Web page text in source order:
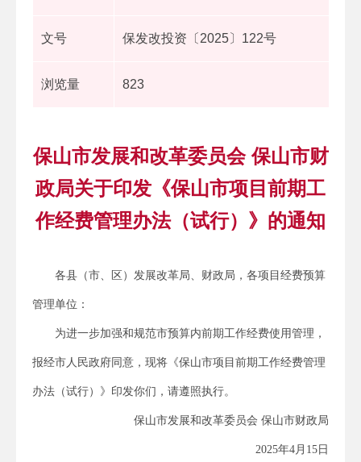
文号 保发改投资〔2025〕122号
浏览量 823
保山市发展和改革委员会 保山市财
政局关于印发《保山市项目前期工
作经费管理办法（试行）》的通知
各县（市、区）发展改革局、财政局，各项目经费预算
管理单位：
为进一步加强和规范市预算内前期工作经费使用管理，
报经市人民政府同意，现将《保山市项目前期工作经费管理
办法（试行）》印发你们，请遵照执行。
保山市发展和改革委员会 保山市财政局
2025年4月15日